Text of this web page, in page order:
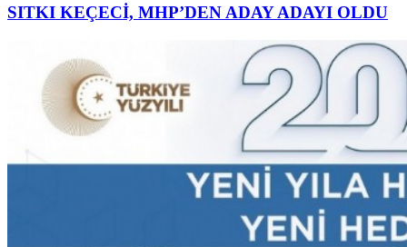
SITKI KEÇECİ, MHP’DEN ADAY ADAYI OLDU